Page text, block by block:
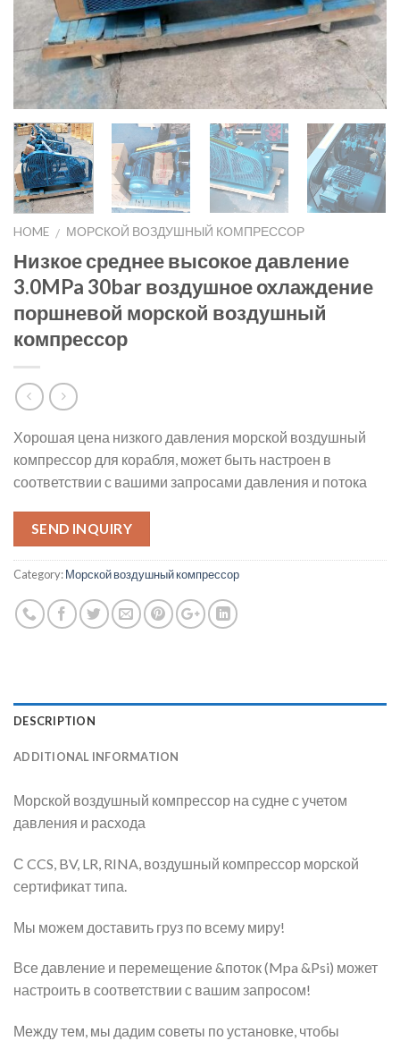
HOME / МОРСКОЙ ВОЗДУШНЫЙ КОМПРЕССОР
Низкое среднее высокое давление
3.0MPa 30bar воздушное охлаждение
поршневой морской воздушный
компрессор
Хорошая цена низкого давления морской воздушный
компрессор для корабля, может быть настроен в
соответствии с вашими запросами давления и потока
SEND INQUIRY
Category:Морской воздушный компрессор
DESCRIPTION
ADDITIONAL INFORMATION
Морской воздушный компрессор на судне с учетом
давления и расхода
С CCS, BV, LR, RINA, воздушный компрессор морской
сертификат типа.
Мы можем доставить груз по всему миру!
Все давление и перемещение &поток (Mpa &Psi) может
настроить в соответствии с вашим запросом!
Между тем, мы дадим советы по установке, чтобы